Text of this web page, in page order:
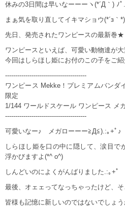
休みの3日間は早いなーーーヽ(*´Д｀) ﾉﾟ
まぁ気を取り直してイキマショウ(*´з｀
先日、発売されたワンピースの最新
ワンピースといえば、可愛い動物達が大
今回はしらほし姫にお付のこの子をご
----------------------------------------
ワンピース Mekke！プレミアムバンダ
限定
1/144 ワールドスケール ワンピース メ
----------------------------------------
可愛いなー♪ メガローーー≧Д≦).:｡+ﾟ♪
しらほし姫を口の中に隠して、涙目で
浮かびますよ(*^ o^)
しんどいのによくがんばりました.:｡+ﾟ
最後、オェェってなっちゃったけど、
皆様も記憶に新しいのではないでしょう